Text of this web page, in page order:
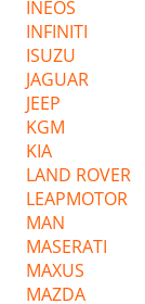
INEOS
INFINITI
ISUZU
JAGUAR
JEEP
KGM
KIA
LAND ROVER
LEAPMOTOR
MAN
MASERATI
MAXUS
MAZDA